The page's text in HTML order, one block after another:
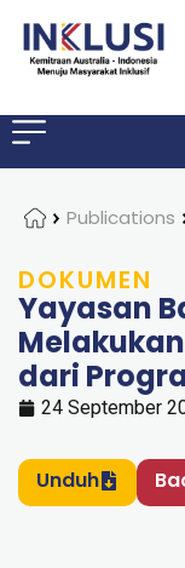
HomePublications
DOKUMEN
Yayasan
dari
24 September
Unduh